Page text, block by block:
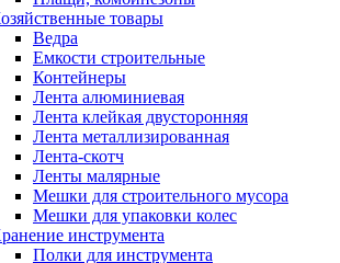
товары
Ведра
Емкости строительные
Контейнеры
Лента алюминиевая
Лента клейкая двусторонняя
Лента металлизированная
Лента-скотч
Ленты малярные
Мешки для строительного мусора
Мешки для упаковки колес
инструмента
Полки для инструмента